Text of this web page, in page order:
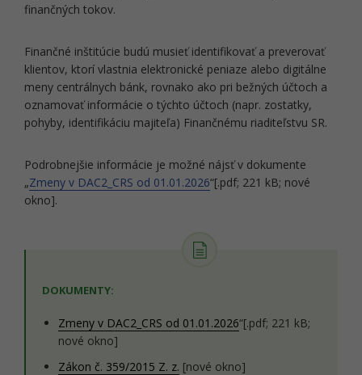
finančných tokov.
Finančné inštitúcie budú musieť identifikovať a preverovať
klientov, ktorí vlastnia elektronické peniaze alebo digitálne
meny centrálnych bánk, rovnako ako pri bežných účtoch a
oznamovať informácie o týchto účtoch (napr. zostatky,
pohyby, identifikáciu majiteľa) Finančnému riaditeľstvu SR.
Podrobnejšie informácie je možné nájsť v dokumente
„Zmeny v DAC2_CRS od 01.01.2026“[.pdf; 221 kB; nové
okno].
DOKUMENTY:
Zmeny v DAC2_CRS od 01.01.2026“[.pdf; 221 kB;
nové okno]
Zákon č. 359/2015 Z. z. [nové okno]